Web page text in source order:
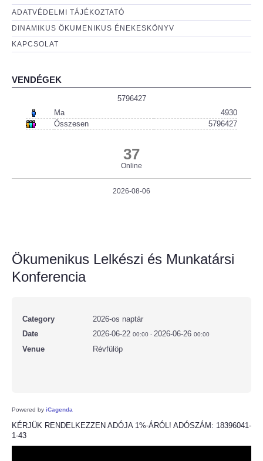
ADATVÉDELMI TÁJÉKOZTATÓ
DINAMIKUS ÖKUMENIKUS ÉNEKESKÖNYV
KAPCSOLAT
VENDÉGEK
5796427
Ma
4930
Összesen
5796427
37
Online
2026-08-06
Ökumenikus Lelkészi és Munkatársi
Konferencia
Category
2026-os naptár
Date
2026-06-22 00:00 - 2026-06-26 00:00
Venue Révfülöp
Powered by iCagenda
KÉRJÜK RENDELKEZZEN ADÓJA 1%-ÁRÓL! ADÓSZÁM: 18396041-
1-43